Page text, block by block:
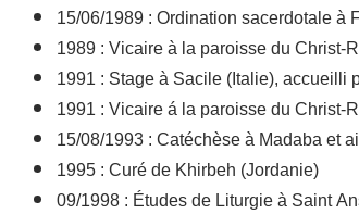
15/06/1989 : Ordination sacerdotale
1989 : Vicaire à la paroisse du
1991 : Stage à Sacile (Italie), accueilli
1991 : Vicaire á la paroisse du
15/08/1993 : Catéchèse à Madaba et
1995 : Curé de Khirbeh (Jordanie)
09/1998 : Études de Liturgie à Saint